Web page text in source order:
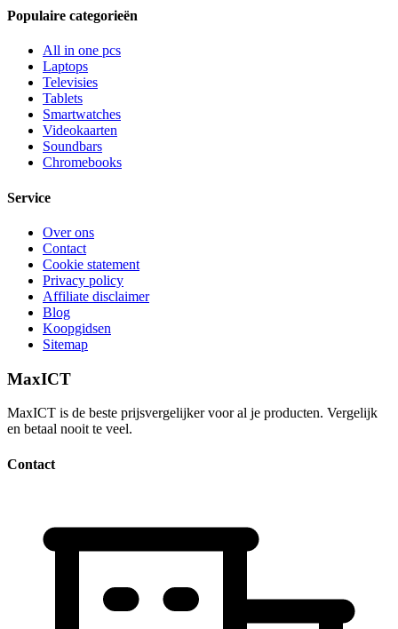
Populaire categorieën
All in one pcs
Laptops
Televisies
Tablets
Smartwatches
Videokaarten
Soundbars
Chromebooks
Service
Over ons
Contact
Cookie statement
Privacy policy
Affiliate disclaimer
Blog
Koopgidsen
Sitemap
MaxICT
MaxICT is de beste prijsvergelijker voor al je producten. Vergelijk
en betaal nooit te veel.
Contact